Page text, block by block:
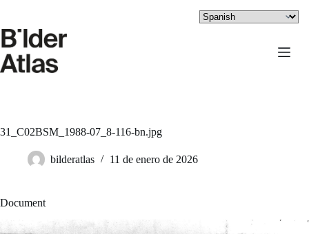
contenido
31_C02BSM_1988-07_8-116-bn.jpg
bilderatlas 11 de enero de 2026
Document